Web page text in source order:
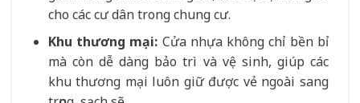
cho các cư dân trong chung cư.
Khu thương mại: Cửa nhựa không chỉ bền bỉ
mà còn dễ dàng bảo trì và vệ sinh, giúp các
khu thương mại luôn giữ được vẻ ngoài sang